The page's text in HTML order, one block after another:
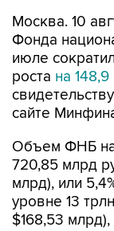
Москва. 10
Фонда
июле
роста на
сайте
Объем ФНБ на
720,85 млрд
млрд), или
уровне 13
$168,53